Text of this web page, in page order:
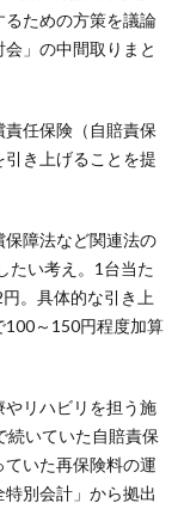
ための方策を議論
」の中間取りまと
任保険（自賠責保
き上げることを提
障法など関連法の
たい考え。1台当た
。具体的な引き上
100～150円程度加算
リハビリを担う施
続いていた自賠責保
いた再保険料の運
別会計」から拠出